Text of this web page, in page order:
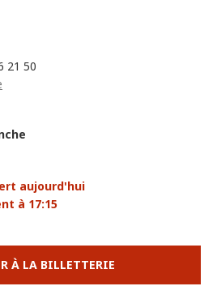
21 50
aujourd'hui
à 17:15
À LA BILLETTERIE